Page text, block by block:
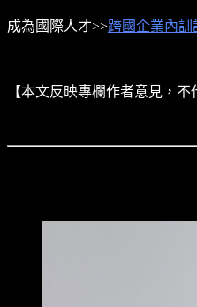
成為國際人才>>跨國企業內
【本文反映專欄作者意見，不